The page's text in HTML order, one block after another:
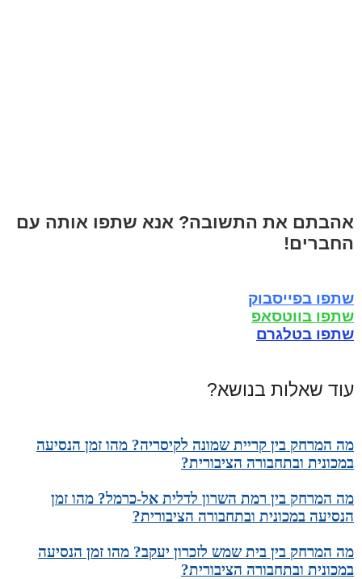
אהבתם את התשובה? אנא שתפו אותה עם
החברים!
שתפו בפייסבוק
שתפו בווטסאפ
שתפו בטלגרם
עוד שאלות בנושא?
מה המרחק בין קריית שמונה לקיסריה? מהו זמן הנסיעה
במכונית ובתחבורה הציבורית?
מה המרחק בין רמת השרון לדלית אל-כרמל? מהו זמן
הנסיעה במכונית ובתחבורה הציבורית?
מה המרחק בין בית שמש לזכרון יעקב? מהו זמן הנסיעה
במכונית ובתחבורה הציבורית?